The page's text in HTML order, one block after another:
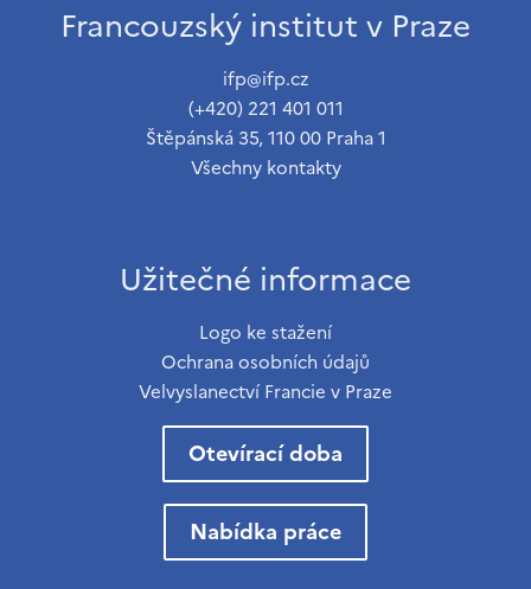
Francouzský institut v Praze
ifp@ifp.cz
(+420) 221 401 011
Štěpánská 35, 110 00 Praha 1
Všechny kontakty
Užitečné informace
Logo ke stažení
Ochrana osobních údajů
Velvyslanectví Francie v Praze
Otevírací doba
Nabídka práce